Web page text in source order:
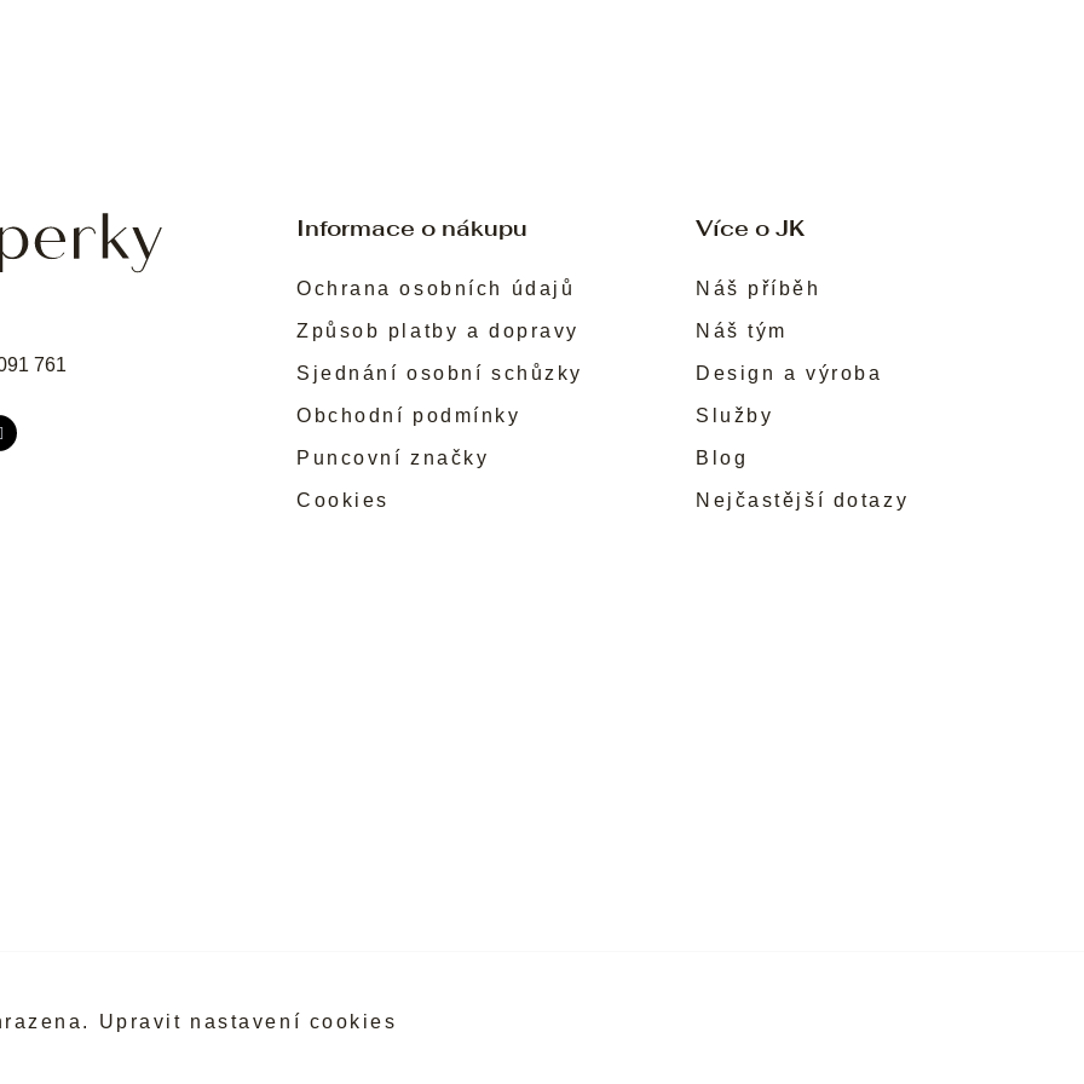
Informace o nákupu
Ochrana osobních údajů
Způsob platby a dopravy
Sjednání osobní schůzky
Obchodní podmínky
Puncovní značky
Cookies
Více o JK
Náš příběh
Náš tým
Design a výroba
Služby
Blog
Nejčastější dotazy
761
Upravit nastavení cookies